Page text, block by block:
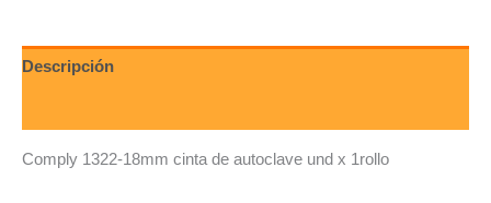
Descripción
Comply 1322-18mm cinta de autoclave und x 1rollo